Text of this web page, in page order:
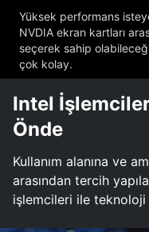
Yüksek performans
NVDIA ekran kartları
seçerek sahip
çok kolay.
Intel
Önde
Kullanım alanına ve
arasından tercih
işlemcileri ile teknoloji